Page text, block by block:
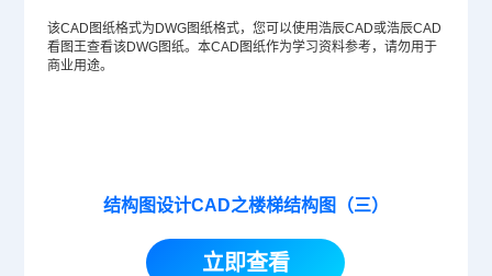
该CAD图纸格式为DWG图纸格式，您可以使用浩辰CAD或浩辰CAD
看图王查看该DWG图纸。本CAD图纸作为学习资料参考，请勿用于
商业用途。
结构图设计CAD之楼梯结构图（三）
立即查看